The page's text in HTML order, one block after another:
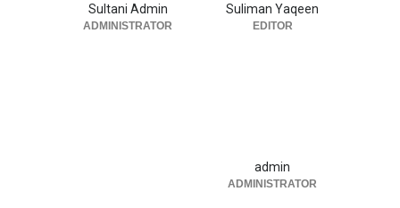
Suliman Yaqeen
EDITOR
Sultani Admin
ADMINISTRATOR
admin
ADMINISTRATOR